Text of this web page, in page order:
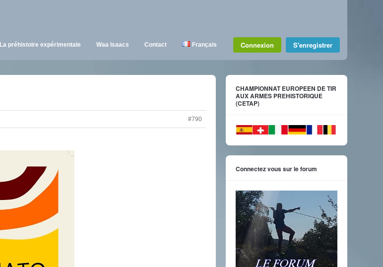
La préhistoire expérimentale Waa Isaacs Contact Français Connexion S'enregistrer
#790
CHAMPIONNAT EUROPEEN DE TIR
AUX ARMES PREHISTORIQUE
(CETAP)
Connectez vous sur le forum